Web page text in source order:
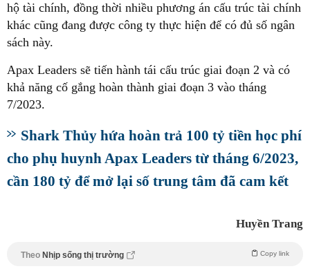
hộ tài chính, đồng thời nhiều phương án cấu trúc tài chính
khác cũng đang được công ty thực hiện để có đủ số ngân
sách này.
Apax Leaders sẽ tiến hành tái cấu trúc giai đoạn 2 và có
khả năng cố gắng hoàn thành giai đoạn 3 vào tháng
7/2023.
Shark Thủy hứa hoàn trả 100 tỷ tiền học phí
cho phụ huynh Apax Leaders từ tháng 6/2023,
cần 180 tỷ để mở lại số trung tâm đã cam kết
Huyền Trang
Theo Nhịp sống thị trường Copy link